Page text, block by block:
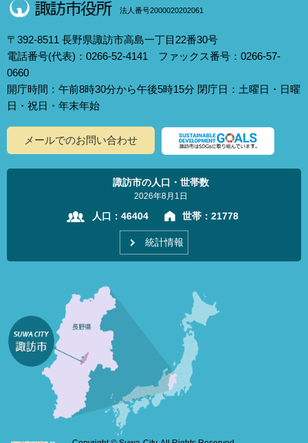
法人番号2000020202061
〒392-8511 長野県諏訪市高島一丁目22番30号
電話番号(代表)：0266-52-4141 ファックス番号：0266-57-
0660
開庁時間：午前8時30分から午後5時15分 閉庁日：土曜日・日曜
日・祝日・年末年始
メールでのお問い合わせ
諏訪市の人口・世帯数
2026年8月1日
人口： 46404 世帯： 21778
統計情報